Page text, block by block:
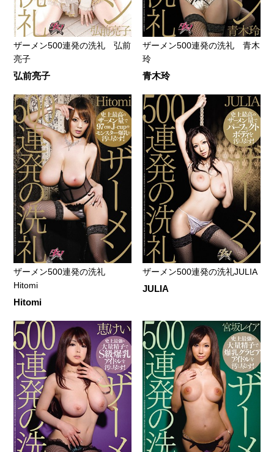
ザーメン500連発の洗礼 弘前
亮子
弘前亮子
ザーメン500連発の洗礼 青木
玲
青木玲
ザーメン500連発の洗礼
Hitomi
Hitomi
ザーメン500連発の洗礼JULIA
JULIA